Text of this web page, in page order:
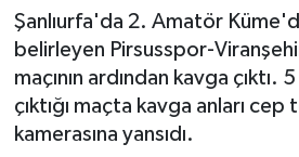
Şanlıurfa'da 2. Amatör
belirleyen Pirsusspor-
maçının ardından kavga çıktı. 5
çıktığı maçta kavga anları cep
kamerasına yansıdı.
Advertising news
Canlı Maç